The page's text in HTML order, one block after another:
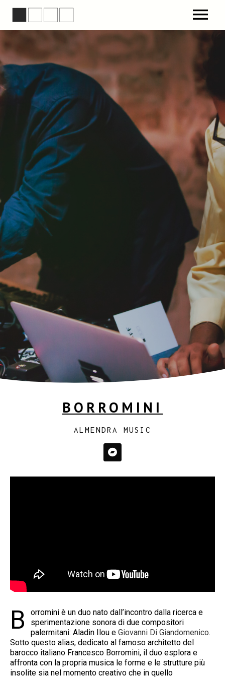
BORROMINI
ALMENDRA MUSIC
B
orromini è un duo nato dall’incontro dalla ricerca e
sperimentazione sonora di due compositori
palermitani: Aladin Ilou e Giovanni Di Giandomenico.
Sotto questo alias, dedicato al famoso architetto del
barocco italiano Francesco Borromini, il duo esplora e
affronta con la propria musica le forme e le strutture più
insolite sia nel momento creativo che in quello